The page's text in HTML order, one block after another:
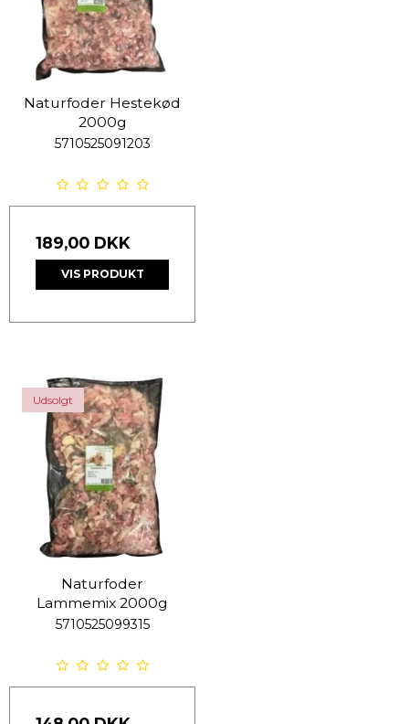
Naturfoder Hestekød
2000g
5710525091203
189,00 DKK
VIS PRODUKT
Udsolgt
Naturfoder
Lammemix 2000g
5710525099315